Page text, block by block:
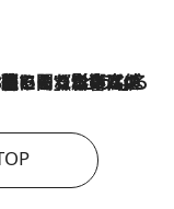
海峡封鎖による影響はいつまで続く？《エネルギー専門家に聞く“どうなる日本の暮らし”》